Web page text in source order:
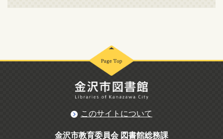
このサイトについて
金沢市教育委員会 図書館総務課